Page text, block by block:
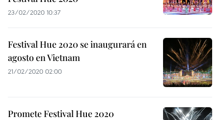
23/02/2020 10:37
Festival Hue 2020 se inaugurará en
agosto en Vietnam
21/02/2020 02:00
Promete Festival Hue 2020